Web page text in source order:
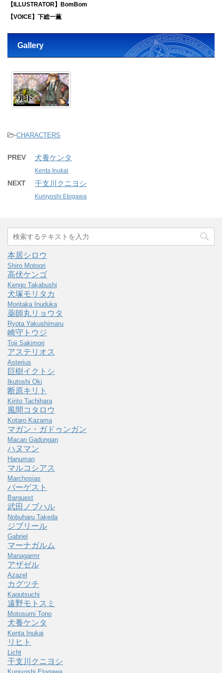
【ILLUSTRATOR】BomBom
【VOICE】下総一薫
Gallery
-CHARACTERS
PREV 犬養ケンタ
Kenta Inukai
NEXT 干支川クニヨシ
Kuniyoshi Etogawa
本居シロウ
Shiro Motoori
高伏ケンゴ
Kengo Takabushi
犬塚モリタカ
Moritaka Inuduka
薬師丸リョウタ
Ryota Yakushimaru
崎守トウジ
Toji Sakimori
アステリオス
Asterius
巨樹イクトシ
Ikutoshi Oki
断原キリト
Kirito Tachihara
風間コタロウ
Kotaro Kazama
マガン・ガドゥンガン
Macan Gadungan
ハヌマン
Hanuman
マルコシアス
Marchosias
バーゲスト
Barguest
武田ノブハル
Nobuharu Takeda
ジブリール
Gabriel
マーナガルム
Managarmr
アザゼル
Azazel
カグツチ
Kagutsuchi
遠野モトスミ
Motosumi Tono
犬養ケンタ
Kenta Inukai
リヒト
Licht
干支川クニヨシ